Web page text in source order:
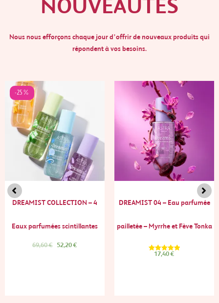
NOUVEAUTÉS
Nous nous efforçons chaque jour d’offrir de nouveaux produits qui
répondent à vos besoins.
-25%
DREAMIST COLLECTION – 4
Eaux parfumées scintillantes
69,60€
initial
était :
69,60 €.
52,20€
52,20 €.
DREAMIST 04 – Eau parfumée
pailletée – Myrrhe et Fève Tonka
Note
17,40€